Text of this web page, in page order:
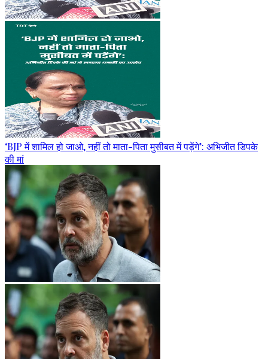
‘BJP में शामिल हो जाओ, नहीं तो माता-पिता मुसीबत में पड़ेंगे’: अभिजीत डिपके
की मां